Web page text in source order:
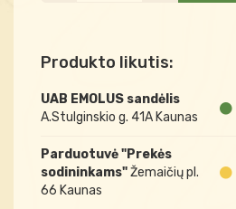
Produkto likutis:
UAB EMOLUS sandėlis
A.Stulginskio g. 41A Kaunas
Parduotuvė "Prekės
sodininkams"Žemaičių pl.
66 Kaunas